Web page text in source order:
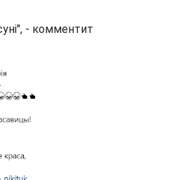
- комментит